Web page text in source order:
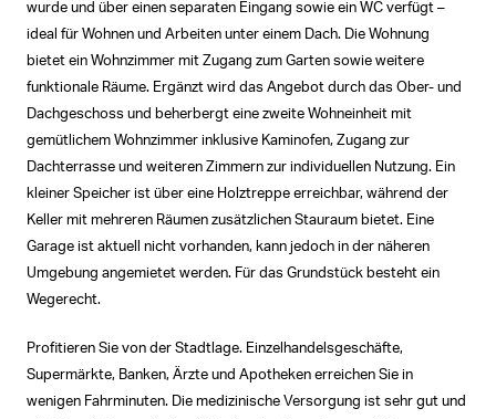
wurde und über einen separaten Eingang sowie ein WC verfügt –
ideal für Wohnen und Arbeiten unter einem Dach. Die Wohnung
bietet ein Wohnzimmer mit Zugang zum Garten sowie weitere
funktionale Räume. Ergänzt wird das Angebot durch das Ober- und
Dachgeschoss und beherbergt eine zweite Wohneinheit mit
gemütlichem Wohnzimmer inklusive Kaminofen, Zugang zur
Dachterrasse und weiteren Zimmern zur individuellen Nutzung. Ein
kleiner Speicher ist über eine Holztreppe erreichbar, während der
Keller mit mehreren Räumen zusätzlichen Stauraum bietet. Eine
Garage ist aktuell nicht vorhanden, kann jedoch in der näheren
Umgebung angemietet werden. Für das Grundstück besteht ein
Wegerecht.
Profitieren Sie von der Stadtlage. Einzelhandelsgeschäfte,
Supermärkte, Banken, Ärzte und Apotheken erreichen Sie in
wenigen Fahrminuten. Die medizinische Versorgung ist sehr gut und